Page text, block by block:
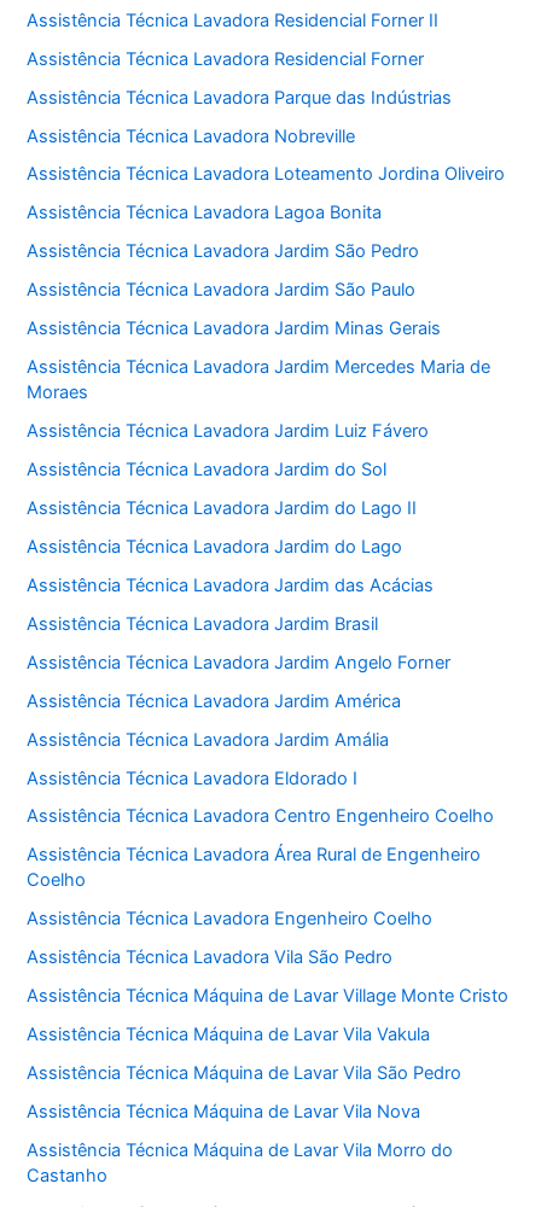
Assistência Técnica Lavadora Residencial Forner II
Assistência Técnica Lavadora Residencial Forner
Assistência Técnica Lavadora Parque das Indústrias
Assistência Técnica Lavadora Nobreville
Assistência Técnica Lavadora Loteamento Jordina Oliveiro
Assistência Técnica Lavadora Lagoa Bonita
Assistência Técnica Lavadora Jardim São Pedro
Assistência Técnica Lavadora Jardim São Paulo
Assistência Técnica Lavadora Jardim Minas Gerais
Assistência Técnica Lavadora Jardim Mercedes Maria de
Moraes
Assistência Técnica Lavadora Jardim Luiz Fávero
Assistência Técnica Lavadora Jardim do Sol
Assistência Técnica Lavadora Jardim do Lago II
Assistência Técnica Lavadora Jardim do Lago
Assistência Técnica Lavadora Jardim das Acácias
Assistência Técnica Lavadora Jardim Brasil
Assistência Técnica Lavadora Jardim Angelo Forner
Assistência Técnica Lavadora Jardim América
Assistência Técnica Lavadora Jardim Amália
Assistência Técnica Lavadora Eldorado I
Assistência Técnica Lavadora Centro Engenheiro Coelho
Assistência Técnica Lavadora Área Rural de Engenheiro
Coelho
Assistência Técnica Lavadora Engenheiro Coelho
Assistência Técnica Lavadora Vila São Pedro
Assistência Técnica Máquina de Lavar Village Monte Cristo
Assistência Técnica Máquina de Lavar Vila Vakula
Assistência Técnica Máquina de Lavar Vila São Pedro
Assistência Técnica Máquina de Lavar Vila Nova
Assistência Técnica Máquina de Lavar Vila Morro do
Castanho